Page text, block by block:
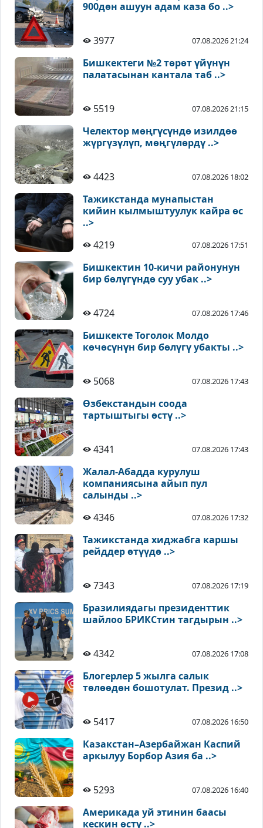
900дөн ашуун адам каза бо ..>
3977 07.08.2026 21:24
Бишкектеги №2 төрөт үйүнүн
палатасынан кантала таб ..>
5519 07.08.2026 21:15
Челектор мөңгүсүндө изилдөө
жүргүзүлүп, мөңгүлөрдү ..>
4423 07.08.2026 18:02
Тажикстанда мунапыстан
кийин кылмыштуулук кайра өс
..>
4219
07.08.2026 17:51
Бишкектин 10-кичи районунун
бир бөлүгүндө суу убак ..>
4724 07.08.2026 17:46
Бишкекте Тоголок Молдо
көчөсүнүн бир бөлүгү убакты ..>
5068 07.08.2026 17:43
Өзбекстандын соода
тартыштыгы өстү ..>
4341 07.08.2026 17:43
Жалал-Абадда курулуш
компаниясына айып пул
салынды ..>
4346
07.08.2026 17:32
Тажикстанда хиджабга каршы
рейддер өтүүдө ..>
7343 07.08.2026 17:19
Бразилиядагы президенттик
шайлоо БРИКСтин тагдырын ..>
4342 07.08.2026 17:08
Блогерлер 5 жылга салык
төлөөдөн бошотулат. Презид ..>
5417 07.08.2026 16:50
Казакстан–Азербайжан Каспий
аркылуу Борбор Азия ба ..>
5293 07.08.2026 16:40
Америкада уй этинин баасы
кескин өстү ..>